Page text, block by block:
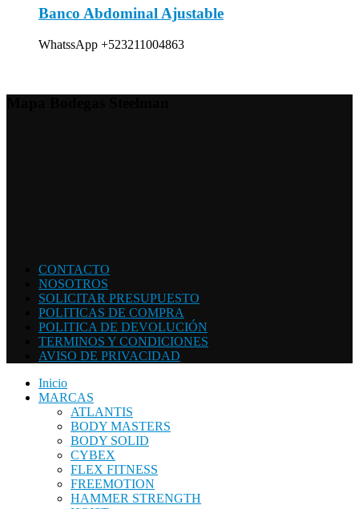
Banco Abdominal Ajustable
WhatssApp +523211004863
CONTACTO
NOSOTROS
SOLICITAR PRESUPUESTO
POLITICAS DE COMPRA
POLITICA DE DEVOLUCIÓN
TERMINOS Y CONDICIONES
AVISO DE PRIVACIDAD
Inicio
MARCAS
ATLANTIS
BODY MASTERS
BODY SOLID
CYBEX
FLEX FITNESS
FREEMOTION
HAMMER STRENGTH